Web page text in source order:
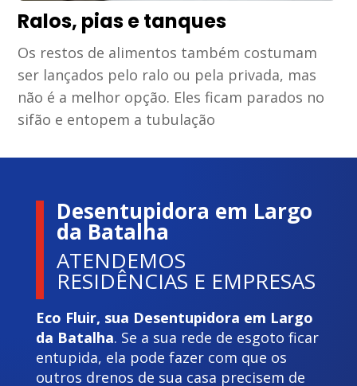
Ralos, pias e tanques
Os restos de alimentos também costumam
ser lançados pelo ralo ou pela privada, mas
não é a melhor opção. Eles ficam parados no
sifão e entopem a tubulação
Desentupidora em Largo
da Batalha
ATENDEMOS
RESIDÊNCIAS E EMPRESAS
Eco Fluir, sua Desentupidora em Largo
da Batalha. Se a sua rede de esgoto ficar
entupida, ela pode fazer com que os
outros drenos de sua casa precisem de